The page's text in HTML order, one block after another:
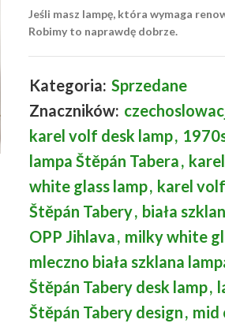
Jeśli masz lampę, która wymaga
Robimy to naprawdę dobrze.
Kategoria: Sprzedane
Znaczników:
karel volf desk lamp,
lampa Štěpán Tabera,
white glass lamp, karel
Štěpán Tabery, biała
OPP Jihlava, milky white
mleczno biała szklana
Štěpán Tabery desk lamp,
Štěpán Tabery design, mid